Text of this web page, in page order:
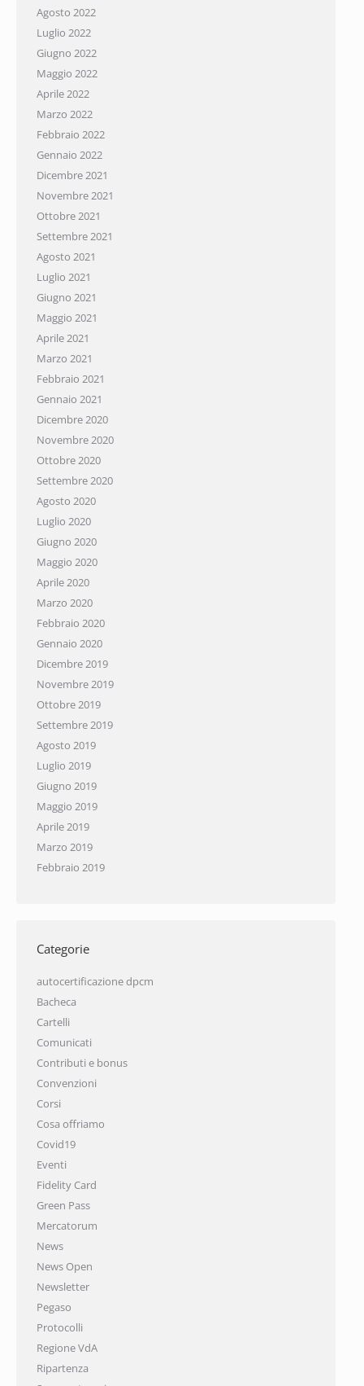
Agosto 2022
Luglio 2022
Giugno 2022
Maggio 2022
Aprile 2022
Marzo 2022
Febbraio 2022
Gennaio 2022
Dicembre 2021
Novembre 2021
Ottobre 2021
Settembre 2021
Agosto 2021
Luglio 2021
Giugno 2021
Maggio 2021
Aprile 2021
Marzo 2021
Febbraio 2021
Gennaio 2021
Dicembre 2020
Novembre 2020
Ottobre 2020
Settembre 2020
Agosto 2020
Luglio 2020
Giugno 2020
Maggio 2020
Aprile 2020
Marzo 2020
Febbraio 2020
Gennaio 2020
Dicembre 2019
Novembre 2019
Ottobre 2019
Settembre 2019
Agosto 2019
Luglio 2019
Giugno 2019
Maggio 2019
Aprile 2019
Marzo 2019
Febbraio 2019
Categorie
autocertificazione dpcm
Bacheca
Cartelli
Comunicati
Contributi e bonus
Convenzioni
Corsi
Cosa offriamo
Covid19
Eventi
Fidelity Card
Green Pass
Mercatorum
News
News Open
Newsletter
Pegaso
Protocolli
Regione VdA
Ripartenza